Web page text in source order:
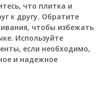
что плитка и
к другу. Обратите
чтобы избежать
Используйте
если необходимо,
и надежное